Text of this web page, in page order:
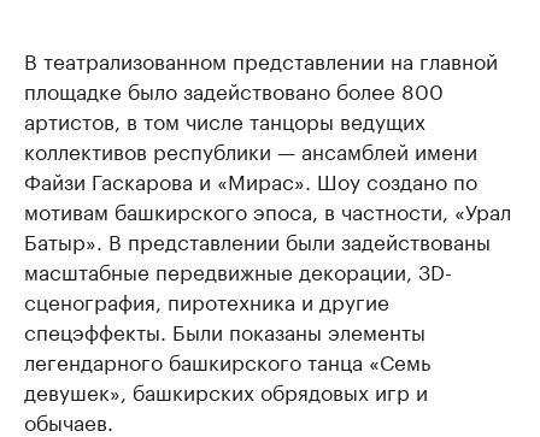
В театрализованном представлении на главной
площадке было задействовано более 800
артистов, в том числе танцоры ведущих
коллективов республики — ансамблей имени
Файзи Гаскарова и «Мирас». Шоу создано по
мотивам башкирского эпоса, в частности, «Урал
Батыр». В представлении были задействованы
масштабные передвижные декорации, 3D-
сценография, пиротехника и другие
спецэффекты. Были показаны элементы
легендарного башкирского танца «Семь
девушек», башкирских обрядовых игр и
обычаев.